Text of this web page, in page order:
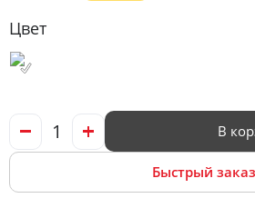
Комоды
Цвет
В
Быстрый заказ